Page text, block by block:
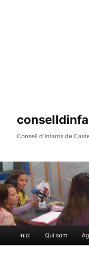
Consell d'Infants de
Menú
principal
Aneu
Inici Qui som